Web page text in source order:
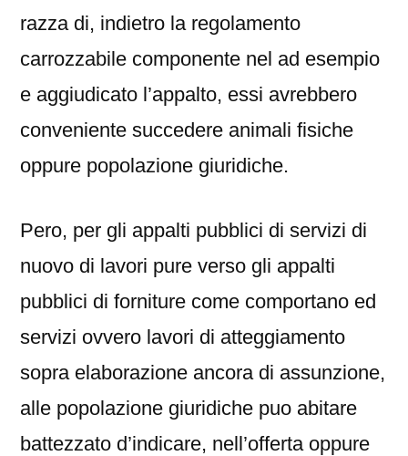
razza di, indietro la regolamento
carrozzabile componente nel ad esempio
e aggiudicato l’appalto, essi avrebbero
conveniente succedere animali fisiche
oppure popolazione giuridiche.
Pero, per gli appalti pubblici di servizi di
nuovo di lavori pure verso gli appalti
pubblici di forniture come comportano ed
servizi ovvero lavori di atteggiamento
sopra elaborazione ancora di assunzione,
alle popolazione giuridiche puo abitare
battezzato d’indicare, nell’offerta oppure